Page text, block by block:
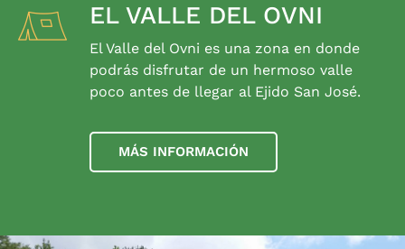
EL VALLE DEL OVNI
El Valle del Ovni es una zona en donde
podrás disfrutar de un hermoso valle
poco antes de llegar al Ejido San José.
MÁS INFORMACIÓN